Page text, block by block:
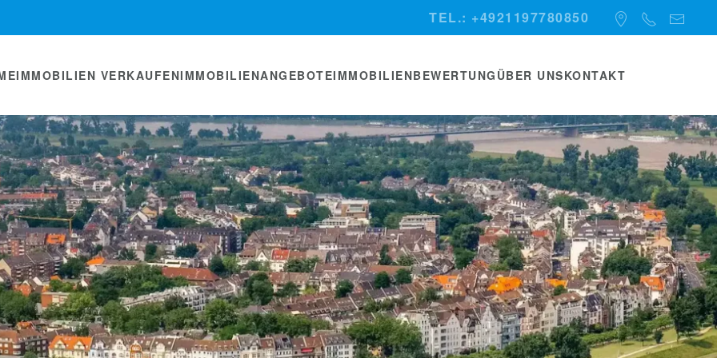
TEL.: +4921197780850
IMMOBILIEN VERKAUFENIMMOBILIENANGEBOTEIMMOBILIENBEWERTUNG ÜBER UNSKONTAKT